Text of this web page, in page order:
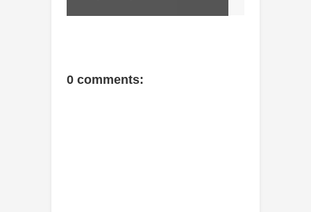
0 comments: